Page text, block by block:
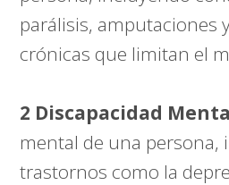
parálisis, amputaciones
crónicas que limitan el
2 Discapacidad
mental de una persona,
trastornos como la